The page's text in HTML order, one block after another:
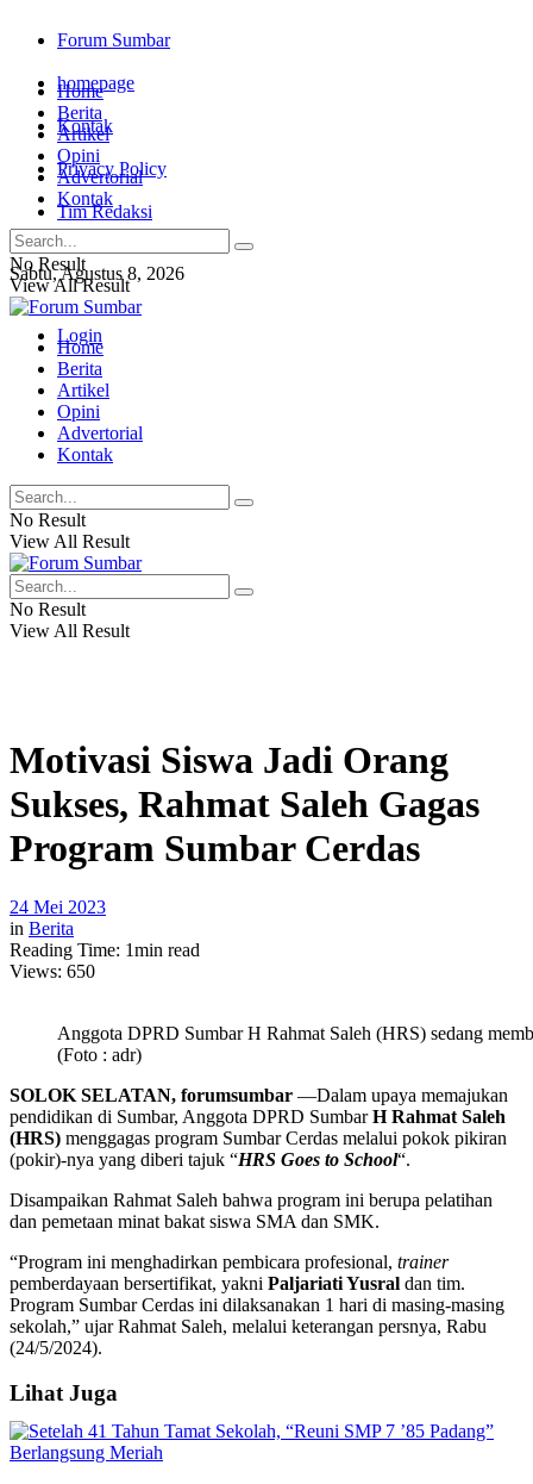
Forum Sumbar
homepage
Kontak
Privacy Policy
Tim Redaksi
Sabtu, Agustus 8, 2026
Login
Home
Berita
Artikel
Opini
Advertorial
Kontak
No Result
View All Result
Home
Berita
Artikel
Opini
Advertorial
Kontak
No Result
View All Result
No Result
View All Result
Motivasi Siswa Jadi Orang
Sukses, Rahmat Saleh Gagas
Program Sumbar Cerdas
24 Mei 2023
in Berita
Reading Time: 1min read
Views: 650
Anggota DPRD Sumbar H Rahmat Saleh (HRS) sedang
(Foto : adr)
SOLOK SELATAN, forumsumbar —Dalam upaya memajukan
pendidikan di Sumbar, Anggota DPRD SumbarH Rahmat Saleh
(HRS) menggagas program Sumbar Cerdas melalui pokok pikiran
(pokir)-nya yang diberi tajuk “HRS Goes to School“.
Disampaikan Rahmat Saleh bahwa program ini berupa pelatihan
dan pemetaan minat bakat siswa SMA dan SMK.
“Program ini menghadirkan pembicara profesional, trainer
pemberdayaan bersertifikat, yakni Paljariati Yusral dan tim.
Program Sumbar Cerdas ini dilaksanakan 1 hari di masing-masing
sekolah,” ujar Rahmat Saleh, melalui keterangan persnya, Rabu
(24/5/2024).
Lihat Juga